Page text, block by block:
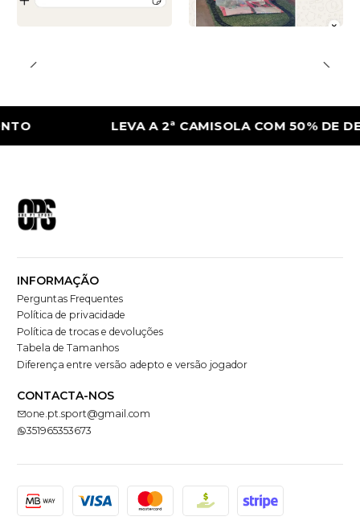
LEVA A 2ª CAMISOLA COM 50% DE
INFORMAÇÃO
Perguntas Frequentes
Política de privacidade
Política de trocas e devoluções
Tabela de Tamanhos
Diferença entre versão adepto e versão jogador
CONTACTA-NOS
one.pt.sport@gmail.com
351965353673